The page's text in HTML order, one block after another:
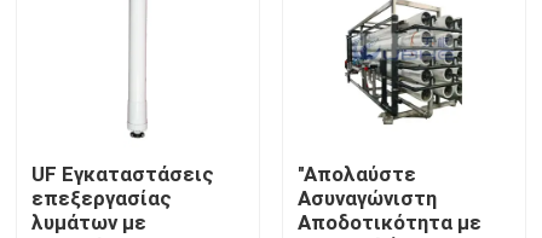
UF Εγκαταστάσεις
επεξεργασίας
λυμάτων με
"Απολαύστε
Ασυναγώνιστη
Αποδοτικότητα με